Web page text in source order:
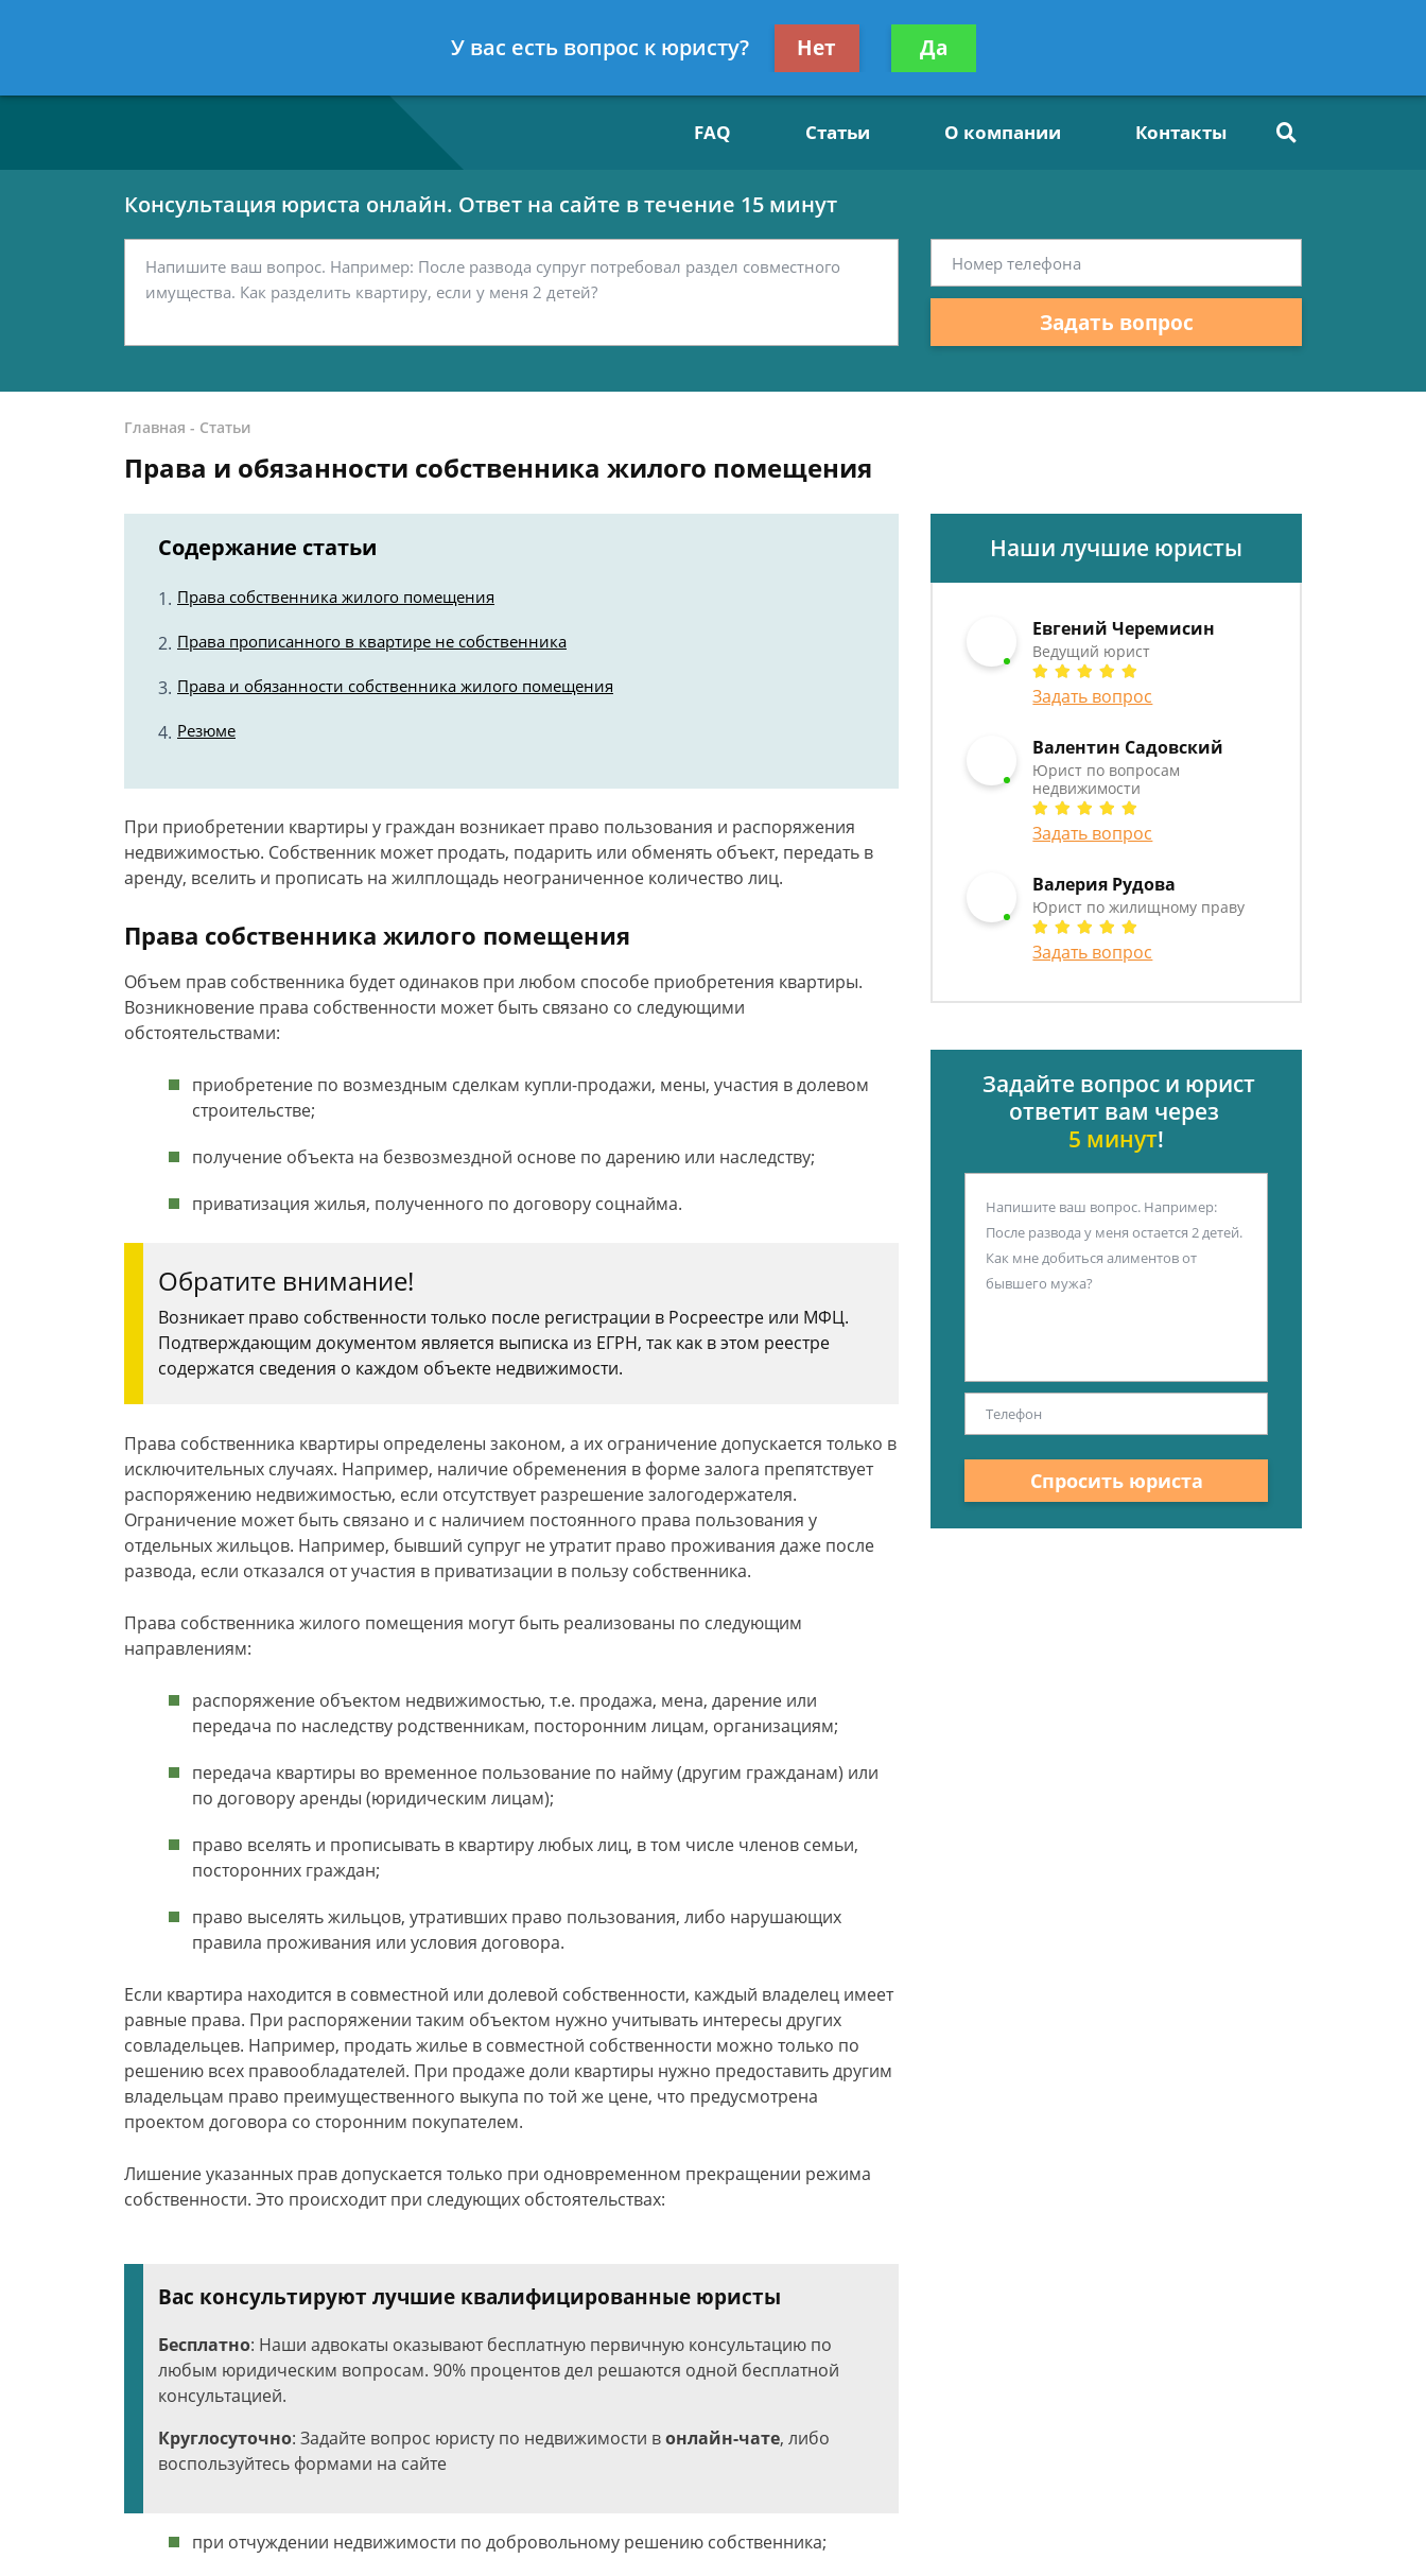
7 812 467-42-15
Получите консультацию
бесплатно
FAQ Статьи О компании Контакты
Консультация юриста онлайн. Ответ на сайте в течение 15 минут
Задать вопрос
Главная - Статьи
Права и обязанности собственника жилого помещения
Содержание статьи
Права собственника жилого помещения
Права прописанного в квартире не собственника
Права и обязанности собственника жилого помещения
Резюме
При приобретении квартиры у граждан возникает право пользования и распоряжения
недвижимостью. Собственник может продать, подарить или обменять объект, передать в
аренду, вселить и прописать на жилплощадь неограниченное количество лиц.
Права собственника жилого помещения
Объем прав собственника будет одинаков при любом способе приобретения квартиры.
Возникновение права собственности может быть связано со следующими
обстоятельствами:
приобретение по возмездным сделкам купли-продажи, мены, участия в долевом
строительстве;
получение объекта на безвозмездной основе по дарению или наследству;
приватизация жилья, полученного по договору соцнайма.
Обратите внимание!
Возникает право собственности только после регистрации в Росреестре или МФЦ.
Подтверждающим документом является выписка из ЕГРН, так как в этом реестре
содержатся сведения о каждом объекте недвижимости.
Права собственника квартиры определены законом, а их ограничение допускается только в
исключительных случаях. Например, наличие обременения в форме залога препятствует
распоряжению недвижимостью, если отсутствует разрешение залогодержателя.
Ограничение может быть связано и с наличием постоянного права пользования у
отдельных жильцов. Например, бывший супруг не утратит право проживания даже после
развода, если отказался от участия в приватизации в пользу собственника.
Права собственника жилого помещения могут быть реализованы по следующим
направлениям:
распоряжение объектом недвижимостью, т.е. продажа, мена, дарение или
передача по наследству родственникам, посторонним лицам, организациям;
передача квартиры во временное пользование по найму (другим гражданам) или
по договору аренды (юридическим лицам);
право вселять и прописывать в квартиру любых лиц, в том числе членов семьи,
посторонних граждан;
право выселять жильцов, утративших право пользования, либо нарушающих
правила проживания или условия договора.
Если квартира находится в совместной или долевой собственности, каждый владелец имеет
равные права. При распоряжении таким объектом нужно учитывать интересы других
совладельцев. Например, продать жилье в совместной собственности можно только по
решению всех правообладателей. При продаже доли квартиры нужно предоставить другим
владельцам право преимущественного выкупа по той же цене, что предусмотрена
проектом договора со сторонним покупателем.
Лишение указанных прав допускается только при одновременном прекращении режима
собственности. Это происходит при следующих обстоятельствах:
Вас консультируют лучшие квалифицированные юристы
Бесплатно: Наши адвокаты оказывают бесплатную первичную консультацию по
любым юридическим вопросам. 90% процентов дел решаются одной бесплатной
консультацией.
Круглосуточно: Задайте вопрос юристу по недвижимости вонлайн-чате, либо
воспользуйтесь формами на сайте
при отчуждении недвижимости по добровольному решению собственника;
Наши лучшие юристы
Евгений Черемисин
Ведущий юрист
Задать вопрос
Валентин Садовский
Юрист по вопросам
недвижимости
Задать вопрос
Валерия Рудова
Юрист по жилищному праву
Задать вопрос
Задайте вопрос и юрист
ответит вам через
5 минут!
Спросить юриста
У вас есть вопрос к юристу? Нет Да